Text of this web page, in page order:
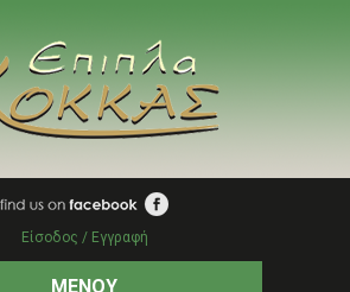
Είσοδος / Εγγραφή
ΜΕΝΟΥ